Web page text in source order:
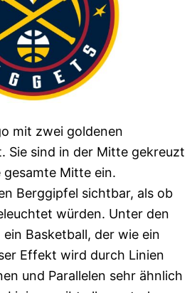
mit zwei goldenen
Sie sind in der Mitte gekreuzt
Mitte ein.
Berggipfel sichtbar, als ob
würden. Unter den
Basketball, der wie ein
Effekt wird durch Linien
und Parallelen sehr ähnlich